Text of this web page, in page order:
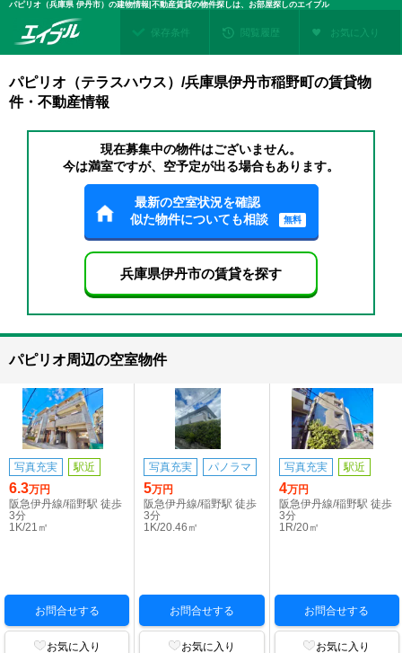
パピリオ（兵庫県 伊丹市）の建物情報|不動産賃貸の物件探しは、お部屋探しのエイブル
保存条件 閲覧履歴 お気に入り
パピリオ（テラスハウス）/兵庫県伊丹市稲野町の賃貸物
件・不動産情報
現在募集中の物件はございません。
今は満室ですが、空予定が出る場合もあります。
最新の空室状況を確認
似た物件についても相談
無料
兵庫県伊丹市の賃貸を探す
パピリオ周辺の空室物件
写真充実 駅近
6.3万円
阪急伊丹線/稲野駅 徒歩
3分
1K/21㎡
お問合せする
お気に入り
写真充実 パノラマ
5万円
阪急伊丹線/稲野駅 徒歩
3分
1K/20.46㎡
お問合せする
お気に入り
写真充実 駅近
4万円
阪急伊丹線/稲野駅 徒歩
3分
1R/20㎡
お問合せする
お気に入り